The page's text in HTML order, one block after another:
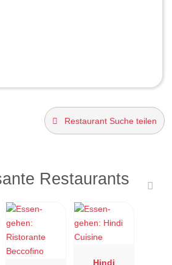
Restaurant Suche teilen
Restaurants
Hindi